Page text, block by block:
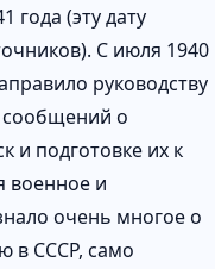
года (эту дату
С июля 1940
руководству
сообщений о
и подготовке их к
военное и
очень многое о
в СССР, само